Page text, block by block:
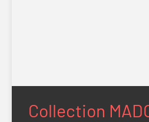
Collection